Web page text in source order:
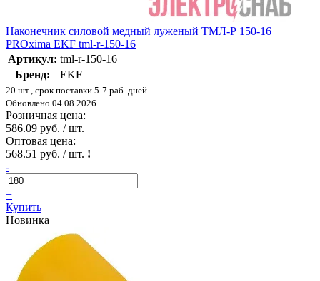
Наконечник силовой медный луженый ТМЛ-Р 150-16
PROxima EKF tml-r-150-16
Артикул: tml-r-150-16
Бренд:
EKF
20 шт., срок поставки 5-7 раб. дней
Обновлено 04.08.2026
Розничная цена:
586.09 руб. / шт.
Оптовая цена:
568.51 руб. / шт. !
-
+
Купить
Новинка